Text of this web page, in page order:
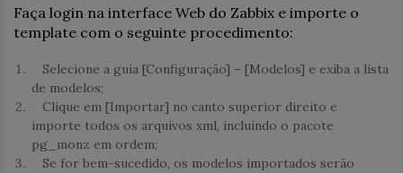
Faça login na interface Web do Zabbix e importe o
template com o seguinte procedimento:
Selecione a guia [Configuração] – [Modelos] e exiba a lista
de modelos;
Clique em [Importar] no canto superior direito e
importe todos os arquivos xml, incluindo o pacote
pg_monz em ordem;
Se for bem-sucedido, os modelos importados serão